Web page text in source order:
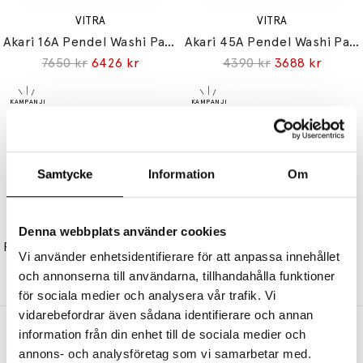
Samtycke Information Om
Denna webbplats använder cookies
Vi använder enhetsidentifierare för att anpassa innehållet
och annonserna till användarna, tillhandahålla funktioner
för sociala medier och analysera vår trafik. Vi
vidarebefordrar även sådana identifierare och annan
information från din enhet till de sociala medier och
annons- och analysföretag som vi samarbetar med.
VITRA
Akari 16A Pendel Washi Paper
7650 kr 6426 kr
VITRA
Akari 45A Pendel Washi Paper
4390 kr 3688 kr
VITRA
5750 kr
Andra köpte även